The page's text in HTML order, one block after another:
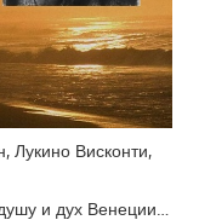
Лукино Висконти,
и дух Венеции…